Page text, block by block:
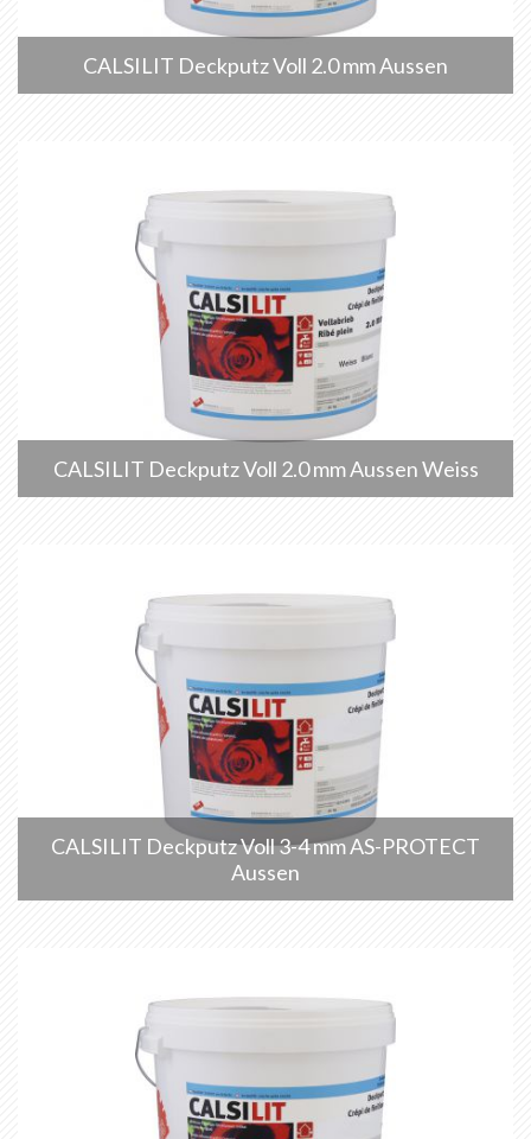
CALSILIT Deckputz Voll 2.0 mm Aussen
CALSILIT Deckputz Voll 2.0 mm Aussen Weiss
CALSILIT Deckputz Voll 3-4 mm AS-PROTECT
Aussen